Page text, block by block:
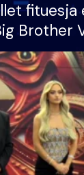
Brother
prej